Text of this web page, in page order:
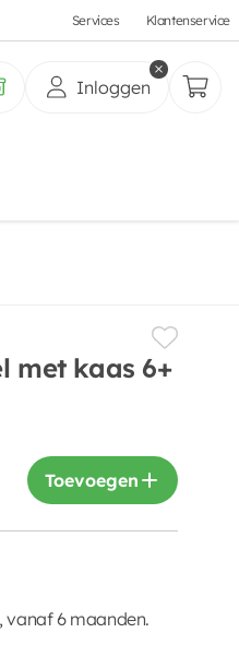
Services Klantenservice
Inloggen
met kaas 6+
Toevoegen
6 maanden.